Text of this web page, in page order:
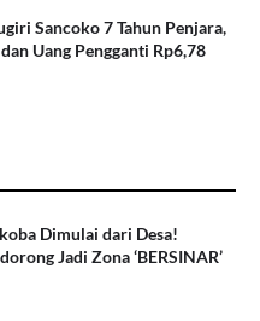
Sancoko 7 Tahun Penjara,
Uang Pengganti Rp6,78
Dimulai dari Desa!
Jadi Zona ‘BERSINAR’